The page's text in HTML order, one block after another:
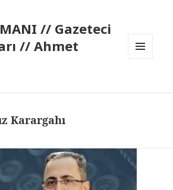
// Gazeteci
// Ahmet
Karargahı